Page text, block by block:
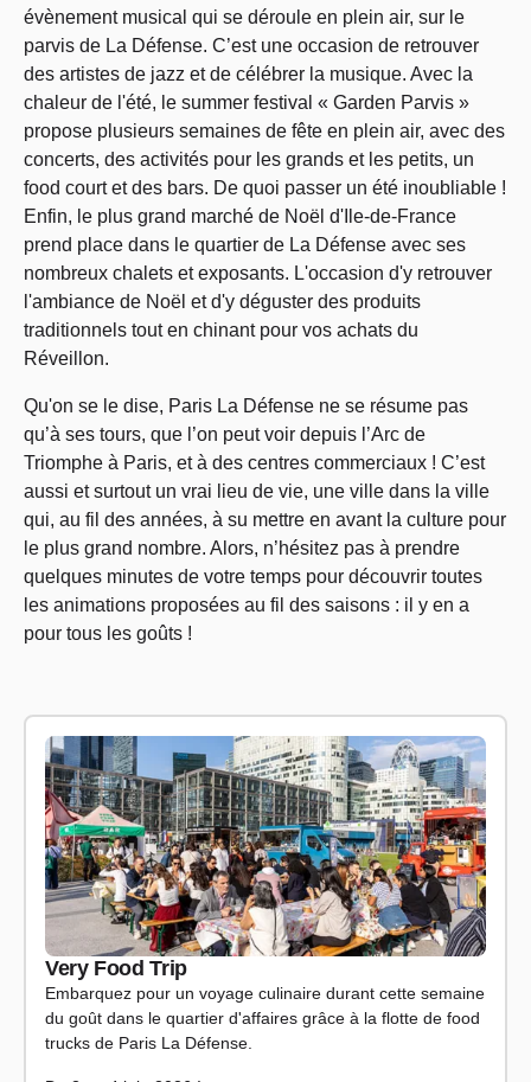
évènement musical qui se déroule en plein air, sur le
parvis de La Défense. C’est une occasion de retrouver
des artistes de jazz et de célébrer la musique. Avec la
chaleur de l'été, le summer festival « Garden Parvis »
propose plusieurs semaines de fête en plein air, avec des
concerts, des activités pour les grands et les petits, un
food court et des bars. De quoi passer un été inoubliable !
Enfin, le plus grand marché de Noël d'Ile-de-France
prend place dans le quartier de La Défense avec ses
nombreux chalets et exposants. L'occasion d'y retrouver
l'ambiance de Noël et d'y déguster des produits
traditionnels tout en chinant pour vos achats du
Réveillon.
Qu'on se le dise, Paris La Défense ne se résume pas
qu’à ses tours, que l’on peut voir depuis l’Arc de
Triomphe à Paris, et à des centres commerciaux ! C’est
aussi et surtout un vrai lieu de vie, une ville dans la ville
qui, au fil des années, à su mettre en avant la culture pour
le plus grand nombre. Alors, n’hésitez pas à prendre
quelques minutes de votre temps pour découvrir toutes
les animations proposées au fil des saisons : il y en a
pour tous les goûts !
Very Food Trip
Embarquez pour un voyage culinaire durant cette semaine
du goût dans le quartier d'affaires grâce à la flotte de food
trucks de Paris La Défense.